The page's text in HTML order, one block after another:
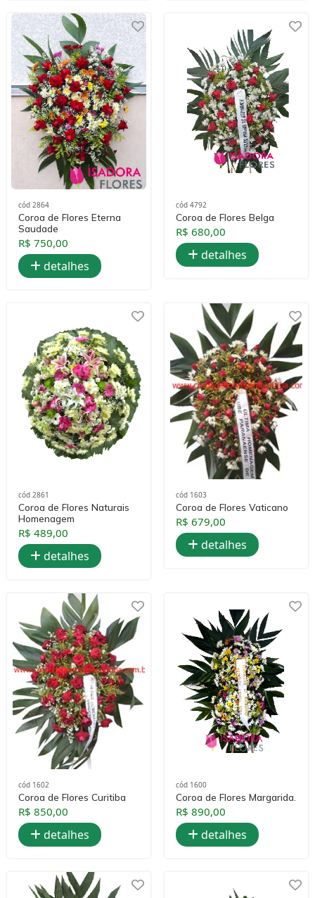
cód 2864
Coroa de Flores Eterna
Saudade
R$ 750,00
detalhes
cód 4792
Coroa de Flores Belga
R$ 680,00
detalhes
cód 2861
Coroa de Flores Naturais
Homenagem
R$ 489,00
detalhes
cód 1603
Coroa de Flores Vaticano
R$ 679,00
detalhes
cód 1602
Coroa de Flores Curitiba
R$ 850,00
detalhes
cód 1600
Coroa de Flores Margarida.
R$ 890,00
detalhes